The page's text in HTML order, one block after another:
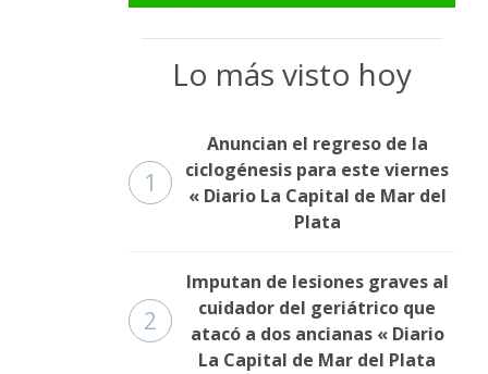
Lo más visto hoy
1
Anuncian el regreso de la
ciclogénesis para este viernes
« Diario La Capital de Mar del
Plata
2
Imputan de lesiones graves al
cuidador del geriátrico que
atacó a dos ancianas « Diario
La Capital de Mar del Plata